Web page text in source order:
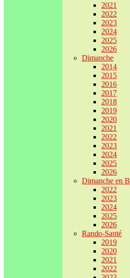
2021
2022
2023
2024
2025
2026
Dimanche
2014
2015
2016
2017
2018
2019
2020
2021
2022
2023
2024
2025
2026
Dimanche en
2022
2023
2024
2025
2026
Rando-Santé
2019
2020
2021
2022